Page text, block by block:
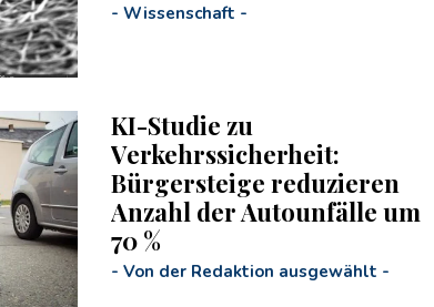
- Wissenschaft -
KI-Studie zu
Verkehrssicherheit:
Bürgersteige reduzieren
Anzahl der Autounfälle um
70 %
- Von der Redaktion ausgewählt -